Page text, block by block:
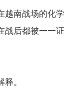
越南战场的化学
战后都被一一证
。